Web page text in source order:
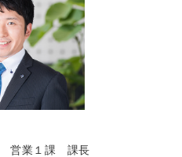
営業１課 課長